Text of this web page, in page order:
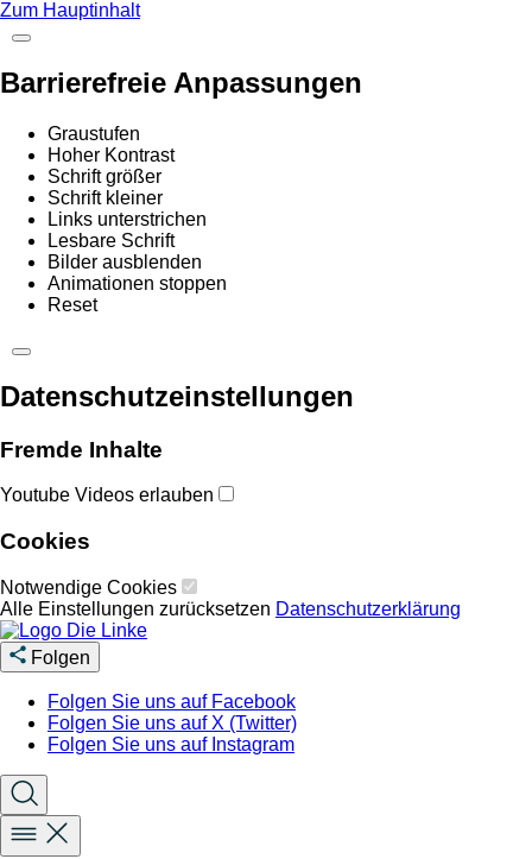
Zum Hauptinhalt
Barrierefreie Anpassungen
Graustufen
Hoher Kontrast
Schrift größer
Schrift kleiner
Links unterstrichen
Lesbare Schrift
Bilder ausblenden
Animationen stoppen
Reset
Datenschutzeinstellungen
Fremde Inhalte
Youtube Videos erlauben
Cookies
Notwendige Cookies
Alle Einstellungen zurücksetzen Datenschutzerklärung
Folgen
Folgen Sie uns auf Facebook
Folgen Sie uns auf X (Twitter)
Folgen Sie uns auf Instagram